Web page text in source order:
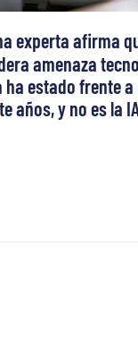
experta afirma
amenaza
ha estado frente
años, y no es la